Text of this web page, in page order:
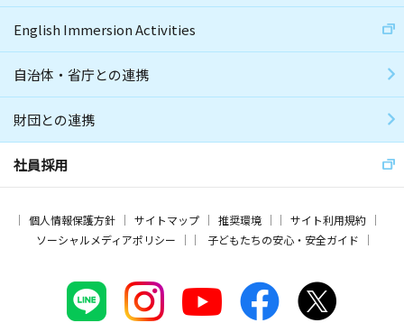
English Immersion Activities
自治体・省庁との連携
財団との連携
社員採用
個人情報保護方針 サイトマップ 推奨環境
サイト利用規約
ソーシャルメディアポリシー
子どもたちの安心・安全ガイド